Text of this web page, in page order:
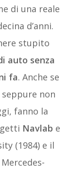
di una reale
d’anni.
stupito
auto senza
fa. Anche se
non
fanno la
Navlab e
(1984) e il